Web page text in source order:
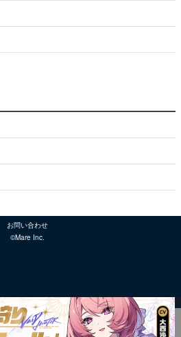
お問い合わせ
©Mare Inc.